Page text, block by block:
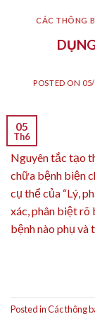
CÁC THÔNG
POSTED ON
05
Th6
Nguyên tắc tạo
chữa bệnh biện
cụ thể của “Lý,
xác, phân biệt rõ
bệnh nào phụ
Posted inCác thông